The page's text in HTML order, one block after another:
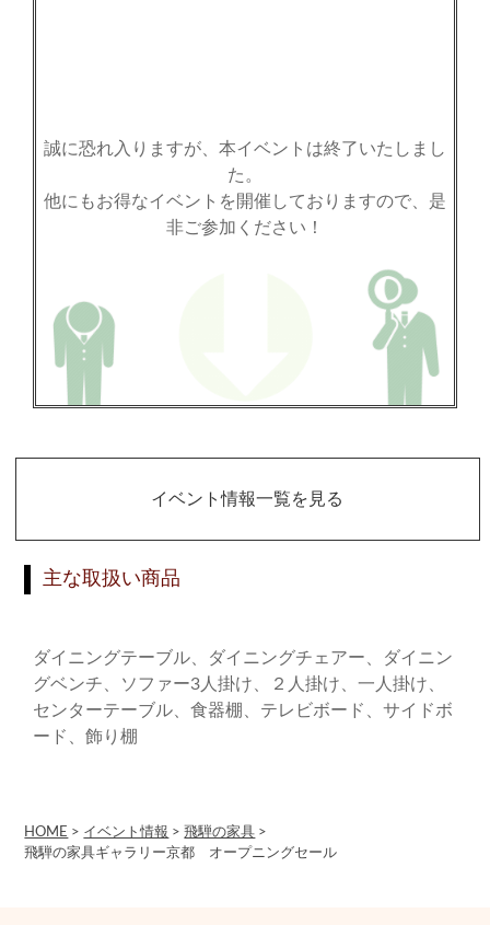
誠に恐れ入りますが、本イベントは終了いたしまし
た。
他にもお得なイベントを開催しておりますので、是
非ご参加ください！
イベント情報一覧を見る
主な取扱い商品
ダイニングテーブル、ダイニングチェアー、ダイニン
グベンチ、ソファー3人掛け、２人掛け、一人掛け、
センターテーブル、食器棚、テレビボード、サイドボ
ード、飾り棚
HOME > イベント情報 >飛騨の家具 >
飛騨の家具ギャラリー京都 オープニングセール